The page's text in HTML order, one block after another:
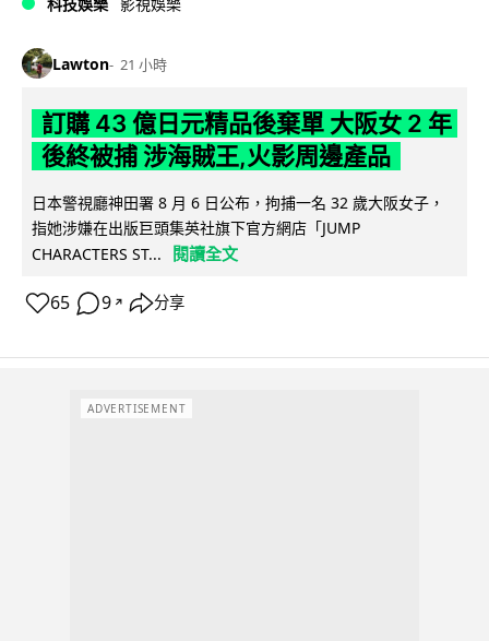
Lawton 21 小時
訂購 43 億日元精品後棄單 大阪女 2 年
後終被捕 涉海賊王,火影周邊產品
日本警視廳神田署 8 月 6 日公布，拘捕一名 32 歲大阪女子，
指她涉嫌在出版巨頭集英社旗下官方網店「JUMP
CHARACTERS ST...
閱讀全文
65 9 ↗ 分享
ADVERTISEMENT